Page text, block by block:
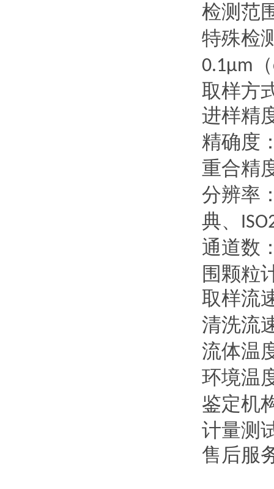
检测范
特殊检
0.1µm （
取样方
进样精
精确度
重合精
分辨率
典、
通道数
围颗粒
取样流
清洗流
流体温
环境温
鉴定机
计量测
售后服